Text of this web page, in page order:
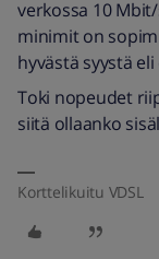
verkossa 10
minimit on
hyvästä syystä
Toki nopeudet
siitä ollaanko
Korttelikuitu VDSL